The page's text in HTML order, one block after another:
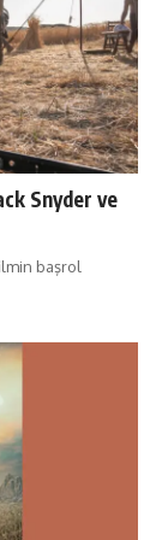
Snyder ve
başrol